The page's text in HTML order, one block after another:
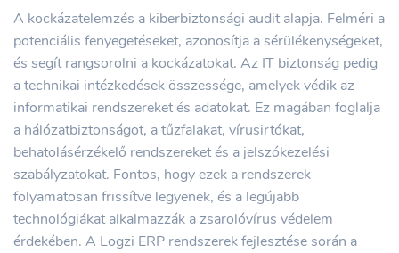
A kockázatelemzés a kiberbiztonsági audit alapja. Felméri a
potenciális fenyegetéseket, azonosítja a sérülékenységeket,
és segít rangsorolni a kockázatokat. Az IT biztonság pedig
a technikai intézkedések összessége, amelyek védik az
informatikai rendszereket és adatokat. Ez magában foglalja
a hálózatbiztonságot, a tűzfalakat, vírusirtókat,
behatolásérzékelő rendszereket és a jelszókezelési
szabályzatokat. Fontos, hogy ezek a rendszerek
folyamatosan frissítve legyenek, és a legújabb
technológiákat alkalmazzák a zsarolóvírus védelem
érdekében. A Logzi ERP rendszerek fejlesztése során a